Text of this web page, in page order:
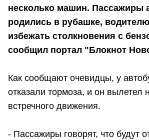
несколько машин. Пассажиры
родились в рубашке,
избежать столкновения с
сообщил портал "Блокнот
Как сообщают очевидцы, у
отказали тормоза, и он вылетел
встречного движения.
- Пассажиры говорят, что будут